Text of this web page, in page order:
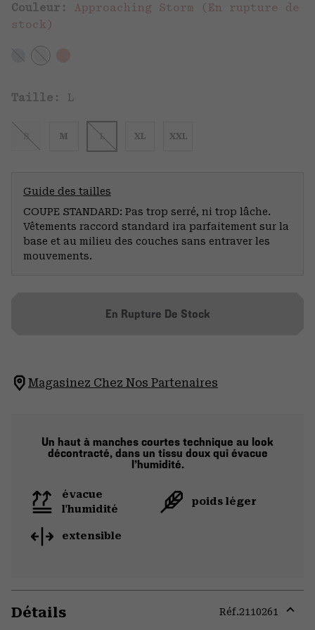
Couleur:
Approaching Storm (En rupture de
stock)
Taille: L
S M L XL XXL
Guide des tailles
COUPE STANDARD: Pas trop serré, ni trop lâche.
Vêtements raccord standard ira parfaitement sur la
base et au milieu des couches sans entraver les
mouvements.
En Rupture De Stock
Magasinez Chez Nos Partenaires
Un haut à manches courtes technique au look
décontracté, dans un tissu doux qui évacue
l’humidité.
évacue
l'humidité
poids léger
extensible
Détails Réf.2110261